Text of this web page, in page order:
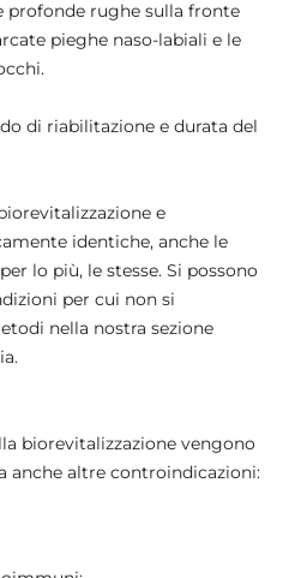
profonde rughe sulla fronte
pieghe naso-labiali e le
di riabilitazione e durata del
e
identiche, anche le
lo più, le stesse. Si possono
per cui non si
nella nostra sezione
biorevitalizzazione vengono
anche altre controindicazioni: